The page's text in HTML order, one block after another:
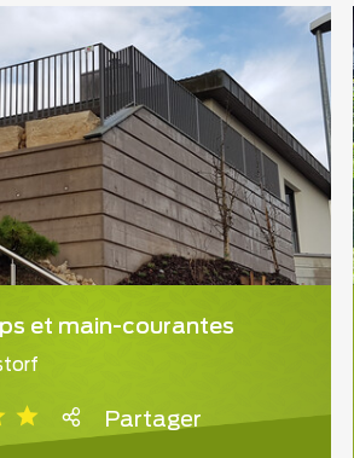
et main-courantes
Partager